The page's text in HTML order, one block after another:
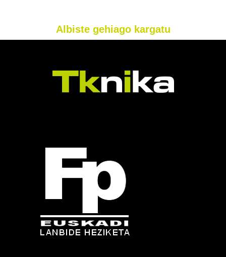
Albiste gehiago kargatu